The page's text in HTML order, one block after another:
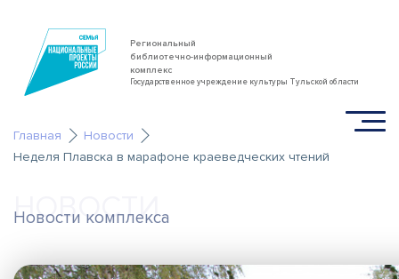
Региональный
библиотечно-информационный
комплекс
Государственное учреждение культуры Тульской области
Главная
Новости
Неделя Плавска в марафоне краеведческих чтений
Новости комплекса
НОВОСТИ